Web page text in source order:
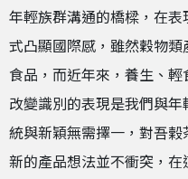
年輕族群溝通的橋樑，在
式凸顯國際感，雖然穀物
食品，而近年來，養生、輕
改變識別的表現是我們與
統與新穎無需擇一，對吾
新的產品想法並不衝突，